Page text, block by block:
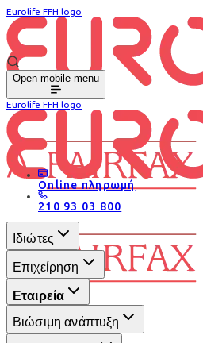
Eurolife FFH logo
Open mobile menu
Eurolife FFH logo
Online πληρωμή
210 93 03 800
Ιδιώτες
Επιχείρηση
Εταιρεία
Βιώσιμη ανάπτυξη